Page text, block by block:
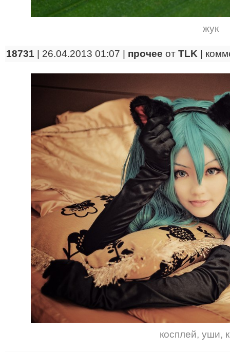
жук
18731 | 26.04.2013 01:07 | прочее от TLK
косплей, уши,